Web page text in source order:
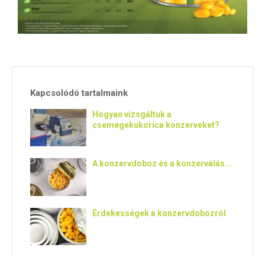
Kapcsolódó tartalmaink
Hogyan vizsgáltuk a
csemegekukorica konzerveket?
A konzervdoboz és a konzerválás...
Érdekességek a konzervdobozról